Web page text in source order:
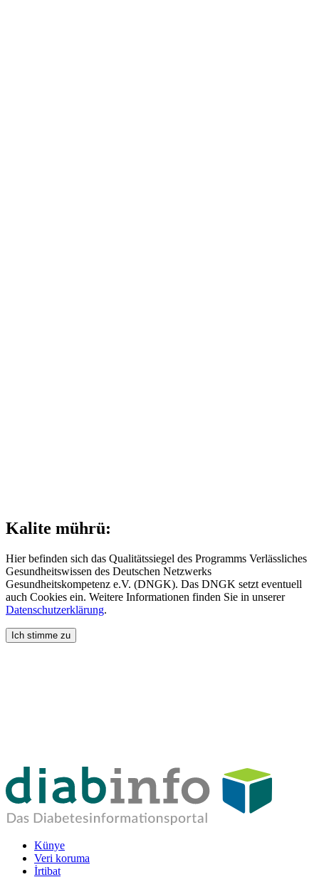
Kalite mührü:
Hier befinden sich das Qualitätssiegel des Programms Verlässliches
Gesundheitswissen des Deutschen Netzwerks
Gesundheitskompetenz e.V. (DNGK). Das DNGK setzt eventuell
auch Cookies ein. Weitere Informationen finden Sie in unserer
Datenschutzerklärung.
Ich stimme zu
Künye
Veri koruma
İrtibat